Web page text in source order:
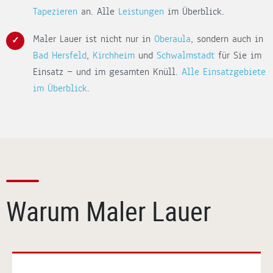
Tapezieren an. Alle Leistungen im Überblick.
Maler Lauer ist nicht nur in Oberaula, sondern auch in
Bad Hersfeld, Kirchheim und Schwalmstadt für Sie im
Einsatz — und im gesamten Knüll. Alle Einsatzgebiete
im Überblick.
Warum Maler Lauer